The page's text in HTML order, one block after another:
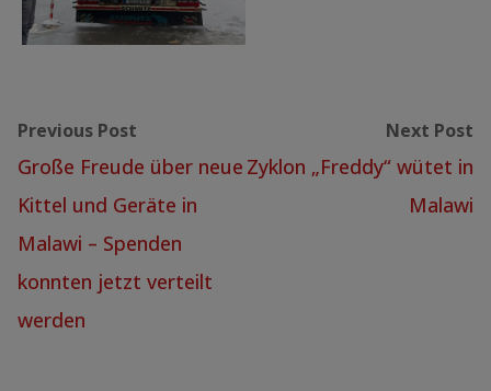
Previous Post
Große Freude über neue
Kittel und Geräte in
Malawi – Spenden
konnten jetzt verteilt
werden
Next Post
Zyklon „Freddy“ wütet in
Malawi